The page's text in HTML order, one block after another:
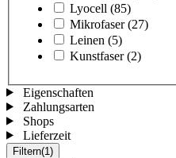
Lyocell (85)
Mikrofaser (27)
Leinen (5)
Kunstfaser (2)
Eigenschaften
Zahlungsarten
Shops
Lieferzeit
Filtern(1)